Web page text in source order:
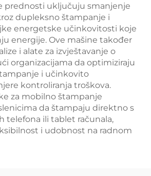
prednosti uključuju smanjenje
dupleksno štampanje i
energetske učinkovitosti koje
energije. Ove mašine također
i alate za izvještavanje o
organizacijama da optimiziraju
i učinkovito
kontroliranja troškova.
za mobilno štampanje
da štampaju direktno s
telefona ili tablet računala,
i udobnost na radnom